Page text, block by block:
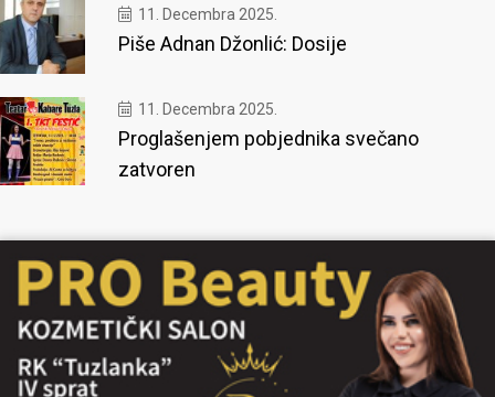
11. Decembra 2025.
Piše Adnan Džonlić: Dosije
11. Decembra 2025.
Proglašenjem pobjednika svečano
zatvoren